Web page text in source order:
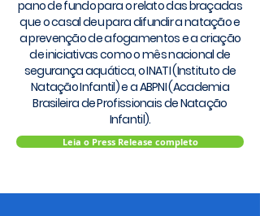
pano de fundo para o relato das braçadas
que o casal deu para difundir a natação e
a prevenção de afogamentos e a criação
de iniciativas como o mês nacional de
segurança aquática, o INATI (Instituto de
Natação Infantil) e a ABPNI (Academia
Brasileira de Profissionais de Natação
Infantil).
Leia o Press Release completo